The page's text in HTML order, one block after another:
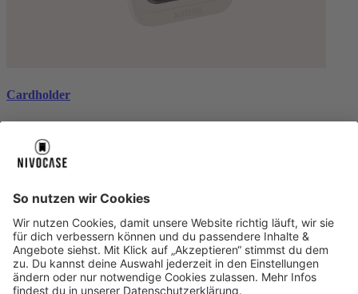
Cardholder
black
CHF 26.99
Über uns Über uns
About NIVOCASE NIVOCASE Test Lab Schreib uns
Sicher bezahlen
Sicher bezahlen